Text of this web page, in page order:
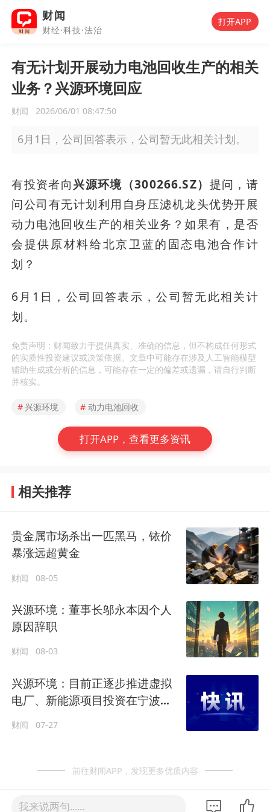
财闻
财经·科技·法治
打开APP
有无计划开展动力电池回收生产的相关
业务？兴源环境回应
财闻 2026/06/01 08:47:50
6月1日，公司回答表示，公司暂无此相关计划。
有投资者向兴源环境（300266.SZ） 提问，请
问公司有无计划利用自身压滤机龙头优势开展
动力电池回收生产的相关业务？如果有，是否
会提供原材料给北京卫蓝的固态电池合作计
划？
6月1日，公司回答表示，公司暂无此相关计
划。
免责声明：财闻致力于提供真实、准确的信息，但不构成任何形式
的实质性投资建议或决策依据。文章中可能存在涉及人工智能模型
辅助生成或分析的信息，可能存在一定的偏差或遗漏，请自行判断
并核实。
# 兴源环境 # 动力电池回收
打开APP，查看更多资讯
相关推荐
贵金属市场杀出一匹黑马，铱价
暴涨远超黄金
财闻 08-05
兴源环境：董事长邬永本因个人
原因辞职
财闻 08-03
兴源环境：目前正逐步推进虚拟
电厂、新能源项目投资在宁波奉
财闻 07-27
前往财闻APP，发现更多优质内容
我来说两句......